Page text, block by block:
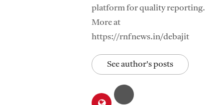
platform for quality reporting.
More at
https://rnfnews.in/debajit
See author's posts